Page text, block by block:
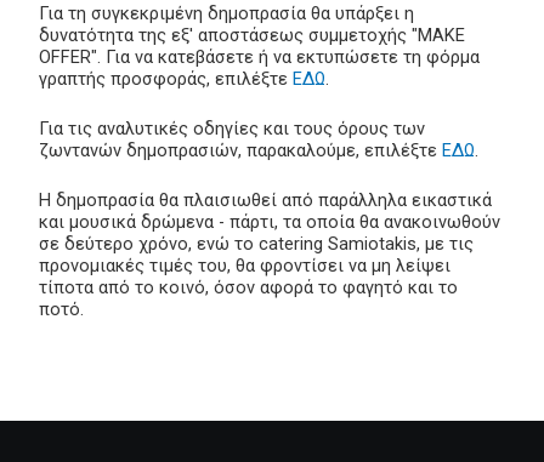
Για τη συγκεκριμένη δημοπρασία θα υπάρξει η
δυνατότητα της εξ' αποστάσεως συμμετοχής "MAKE
OFFER". Για να κατεβάσετε ή να εκτυπώσετε τη φόρμα
γραπτής προσφοράς, επιλέξτε ΕΔΩ.
Για τις αναλυτικές οδηγίες και τους όρους των
ζωντανών δημοπρασιών, παρακαλούμε, επιλέξτε ΕΔΩ.
Η δημοπρασία θα πλαισιωθεί από παράλληλα εικαστικά
και μουσικά δρώμενα - πάρτι, τα οποία θα ανακοινωθούν
σε δεύτερο χρόνο, ενώ το catering Samiotakis, με τις
προνομιακές τιμές του, θα φροντίσει να μη λείψει
τίποτα από το κοινό, όσον αφορά το φαγητό και το
ποτό.